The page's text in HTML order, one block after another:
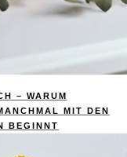
– WARUM
MIT DEN
BEGINNT